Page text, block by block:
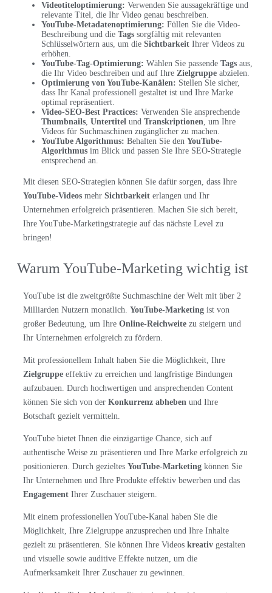
Videotiteloptimierung: Verwenden Sie aussagekräftige und
relevante Titel, die Ihr Video genau beschreiben.
YouTube-Metadatenoptimierung: Füllen Sie die Video-
Beschreibung und die Tags sorgfältig mit relevanten
Schlüsselwörtern aus, um die Sichtbarkeit Ihrer Videos zu
erhöhen.
YouTube-Tag-Optimierung: Wählen Sie passende Tags aus,
die Ihr Video beschreiben und auf Ihre Zielgruppe abzielen.
Optimierung von YouTube-Kanälen: Stellen Sie sicher,
dass Ihr Kanal professionell gestaltet ist und Ihre Marke
optimal repräsentiert.
Video-SEO-Best Practices: Verwenden Sie ansprechende
Thumbnails, Untertitel und Transkriptionen, um Ihre
Videos für Suchmaschinen zugänglicher zu machen.
YouTube Algorithmus: Behalten Sie den YouTube-
Algorithmus im Blick und passen Sie Ihre SEO-Strategie
entsprechend an.
Mit diesen SEO-Strategien können Sie dafür sorgen, dass Ihre
YouTube-Videos mehr Sichtbarkeit erlangen und Ihr
Unternehmen erfolgreich präsentieren. Machen Sie sich bereit,
Ihre YouTube-Marketingstrategie auf das nächste Level zu
bringen!
Warum YouTube-Marketing wichtig ist
YouTube ist die zweitgrößte Suchmaschine der Welt mit über 2
Milliarden Nutzern monatlich. YouTube-Marketing ist von
großer Bedeutung, um Ihre Online-Reichweite zu steigern und
Ihr Unternehmen erfolgreich zu fördern.
Mit professionellem Inhalt haben Sie die Möglichkeit, Ihre
Zielgruppe effektiv zu erreichen und langfristige Bindungen
aufzubauen. Durch hochwertigen und ansprechenden Content
können Sie sich von der Konkurrenz abheben und Ihre
Botschaft gezielt vermitteln.
YouTube bietet Ihnen die einzigartige Chance, sich auf
authentische Weise zu präsentieren und Ihre Marke erfolgreich zu
positionieren. Durch gezieltes YouTube-Marketing können Sie
Ihr Unternehmen und Ihre Produkte effektiv bewerben und das
Engagement Ihrer Zuschauer steigern.
Mit einem professionellen YouTube-Kanal haben Sie die
Möglichkeit, Ihre Zielgruppe anzusprechen und Ihre Inhalte
gezielt zu präsentieren. Sie können Ihre Videos kreativ gestalten
und visuelle sowie auditive Effekte nutzen, um die
Aufmerksamkeit Ihrer Zuschauer zu gewinnen.